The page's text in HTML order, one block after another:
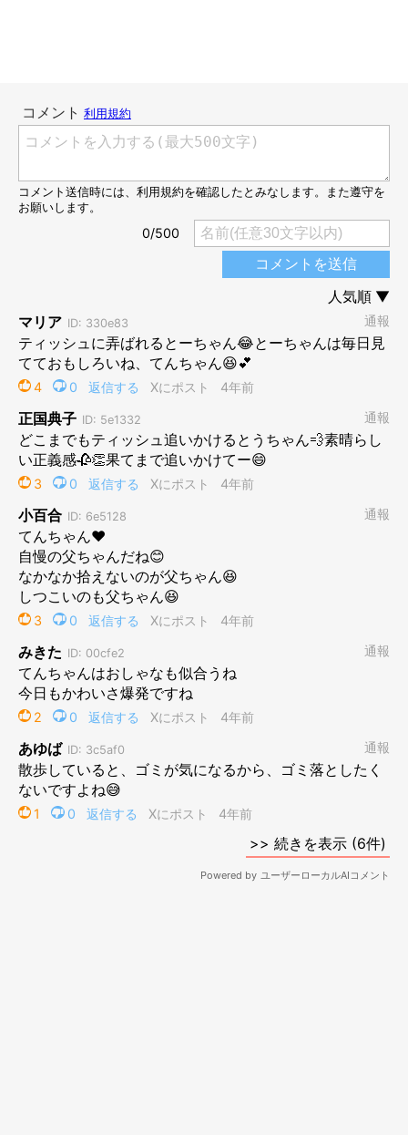
だんなは散歩中とかに
道にゴミを落としたくないんやって
おさんぽバックの中からも
ティッシュとかゴミが落ちないように注意してるみたい。。